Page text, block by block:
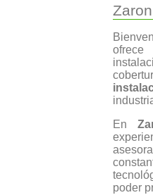
Zaron
ofrece
En
poder